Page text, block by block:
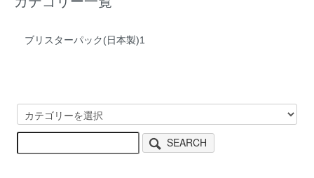
ブリスターパック(日本製)1
SEARCH